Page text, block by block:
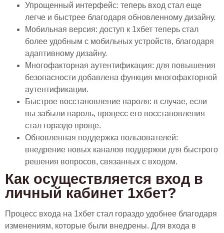
Упрощенный интерфейс: теперь вход стал еще
легче и быстрее благодаря обновленному дизайну.
Мобильная версия: доступ к 1хбет теперь стал
более удобным с мобильных устройств, благодаря
адаптивному дизайну.
Многофакторная аутентификация: для повышения
безопасности добавлена функция многофакторной
аутентификации.
Быстрое восстановление пароля: в случае, если
вы забыли пароль, процесс его восстановления
стал гораздо проще.
Обновленная поддержка пользователей:
внедрение новых каналов поддержки для быстрого
решения вопросов, связанных с входом.
Как осуществляется вход в
личный кабинет 1хбет?
Процесс входа на 1хбет стал гораздо удобнее благодаря
изменениям, которые были внедрены. Для входа в